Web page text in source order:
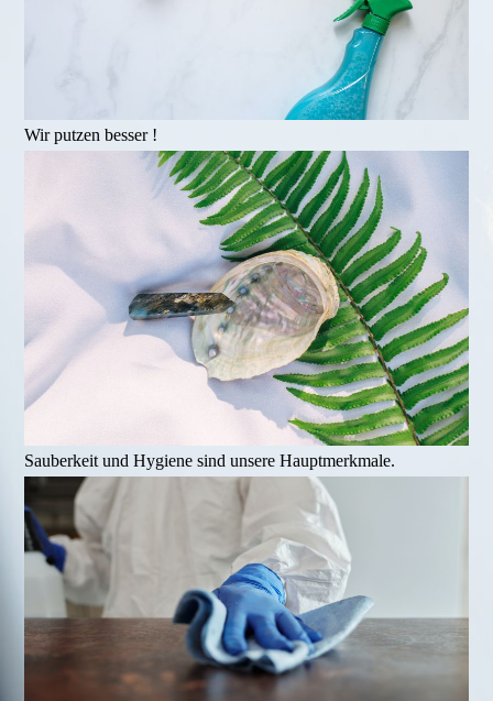
Wir putzen besser !
Sauberkeit und Hygiene sind unsere Hauptmerkmale.